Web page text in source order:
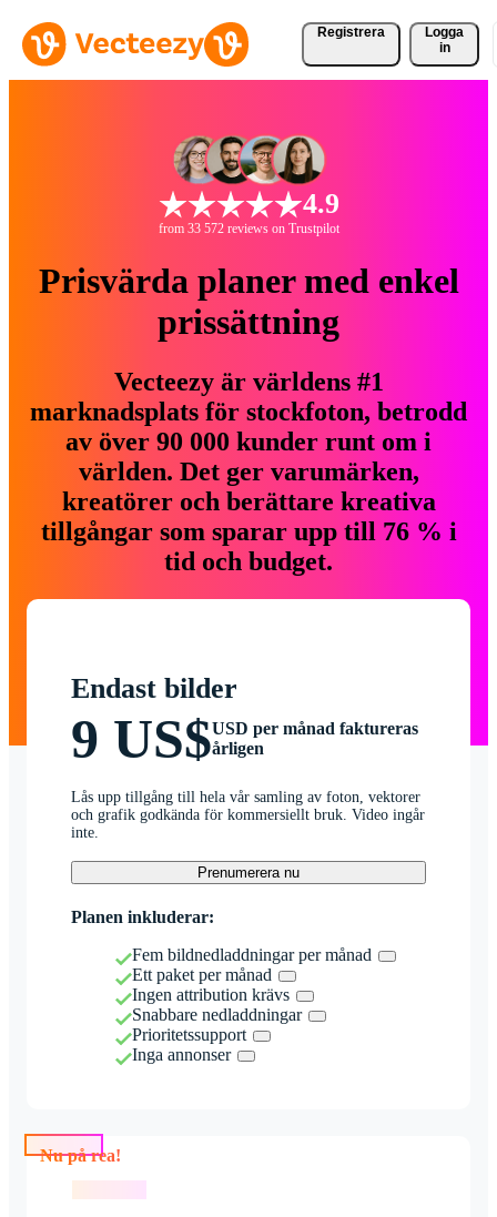
Registrera
Logga
in
4.9
from 33 572 reviews on Trustpilot
Prisvärda planer med enkel
prissättning
Vecteezy är världens #1
marknadsplats för stockfoton, betrodd
av över 90 000 kunder runt om i
världen. Det ger varumärken,
kreatörer och berättare kreativa
tillgångar som sparar upp till 76 % i
tid och budget.
Endast bilder
9 US$USD per månad faktureras
årligen
Lås upp tillgång till hela vår samling av foton, vektorer
och grafik godkända för kommersiellt bruk. Video ingår
inte.
Prenumerera nu
Planen inkluderar:
Fem bildnedladdningar per månad
Ett paket per månad
Ingen attribution krävs
Snabbare nedladdningar
Prioritetssupport
Inga annonser
Nu på rea!